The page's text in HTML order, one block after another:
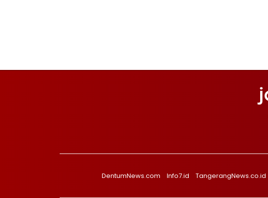
DentumNews.com
Info7.id TangerangNews.co.id